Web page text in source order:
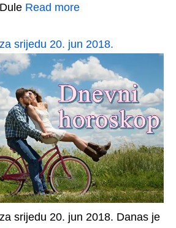
Read more
srijedu 20. jun 2018.
srijedu 20. jun 2018. Danas je